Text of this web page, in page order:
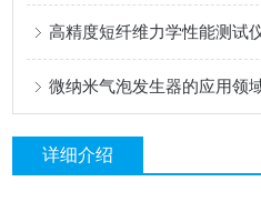
高精度短纤维力学性能测试
微纳米气泡发生器的应用领
详细介绍